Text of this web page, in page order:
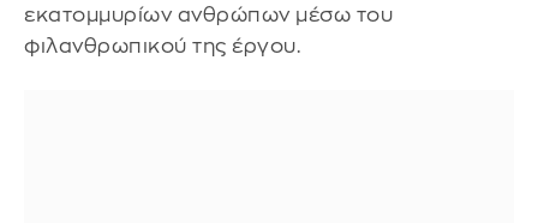
εκατομμυρίων ανθρώπων μέσω του
φιλανθρωπικού της έργου.